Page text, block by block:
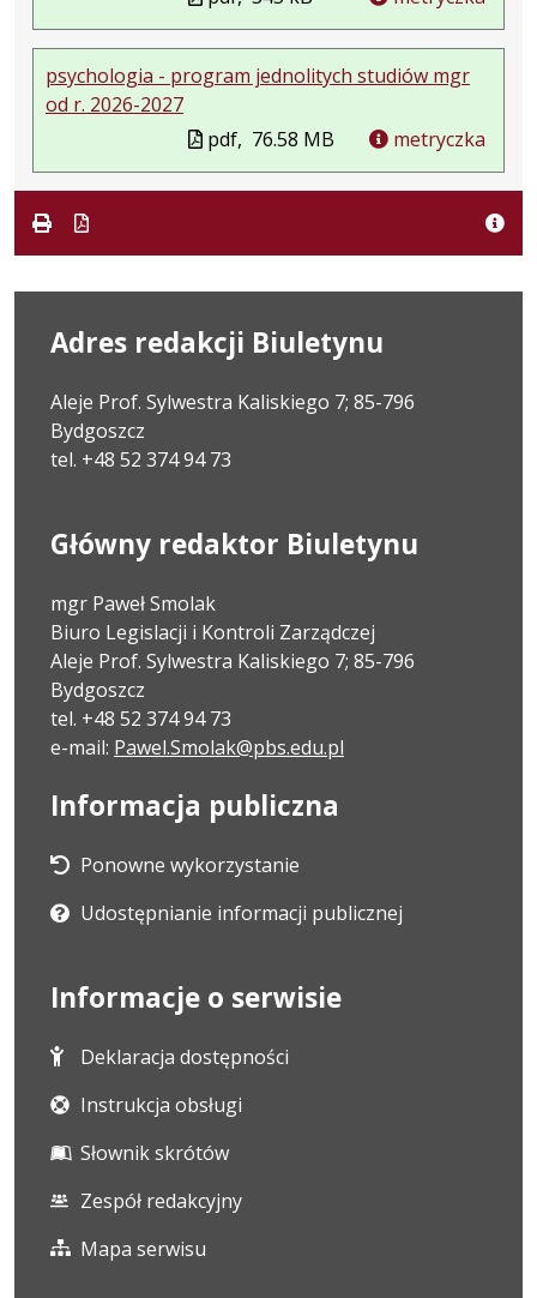
psychologia - program jednolitych studiów mgr
od r. 2026-2027
pdf, 76.58 MB metryczka
Adres redakcji Biuletynu
Aleje Prof. Sylwestra Kaliskiego 7; 85-796
Bydgoszcz
tel. +48 52 374 94 73
Główny redaktor Biuletynu
mgr Paweł Smolak
Biuro Legislacji i Kontroli Zarządczej
Aleje Prof. Sylwestra Kaliskiego 7; 85-796
Bydgoszcz
tel. +48 52 374 94 73
e-mail: Pawel.Smolak@pbs.edu.pl
Informacja publiczna
Ponowne wykorzystanie
Udostępnianie informacji publicznej
Informacje o serwisie
Deklaracja dostępności
Instrukcja obsługi
Słownik skrótów
Zespół redakcyjny
Mapa serwisu